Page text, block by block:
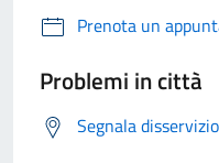
Prenota un
Problemi in città
Segnala disservizio